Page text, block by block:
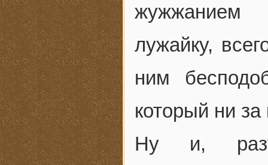
жужжанием
лужайку,
ним
который ни
Ну и,